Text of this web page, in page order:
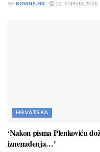
BY NOVINE.HR 22. SRPNJA 2026.
HRVATSKA
‘Nakon pisma Plenkoviću
iznenađenja…’